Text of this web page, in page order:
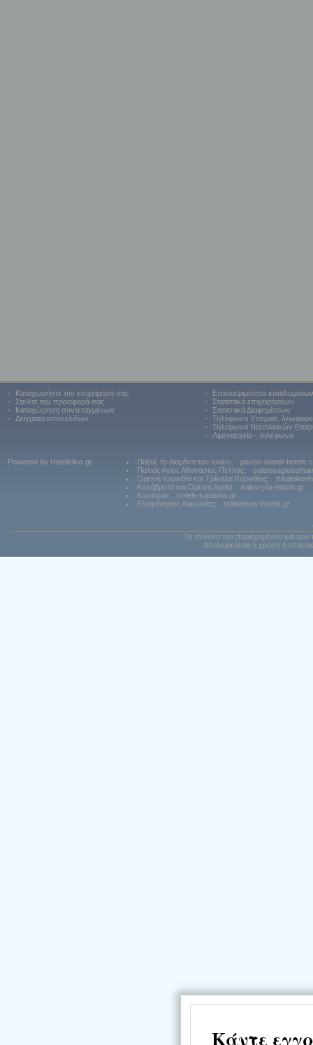
•
Καταχωρήστε την επιχείρησή σας
•
Στείλτε την προσφορά σας
•
Καταχώρηση συντεταγμένων
•
Δείγματα ιστοσελίδων
•
Επισκεψιμότητα καταλυμάτων
•
Στατιστικά επιχειρήσεων
•
Στατιστικά Διαφημίσεων
•
Τηλέφωνα Υπερασ.
•
Τηλέφωνα Ναυτιλιακών
•
Λιμεναρχεία - τηλέφωνα
Powered by Hotelsline.gr: Παξοί, το διαμάντι του Ιονίου:
paxos-island-
Παλιός Αγιος Αθανάσιος Πέλλας:
Ορεινή Κορινθία και Τρίκαλα Κορινθίας:
Καλάβρυτα και Ορεινή Αχαϊα:
kalavryta-hotels.gr
Καστοριά:
hotels-kastoria.gr
Ελαφόνησος Λακωνίας:
elafonisos-hotels.gr
Το σύνολο του περιεχομένου και των
Απαγορεύεται η χρήση ή